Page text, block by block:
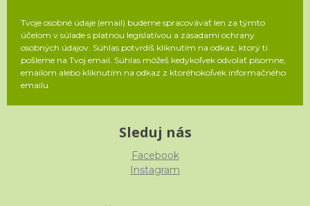
Tvoje osobné údaje (email) budeme spracovávať len za týmto
účelom v súlade s platnou legislatívou a zásadami ochrany
osobných údajov. Súhlas potvrdíš kliknutím na odkaz, ktorý ti
pošleme na Tvoj email. Súhlas môžeš kedykoľvek odvolať písomne,
emailom alebo kliknutím na odkaz z ktoréhokoľvek informačného
emailu.
Sleduj nás
Facebook
Instagram